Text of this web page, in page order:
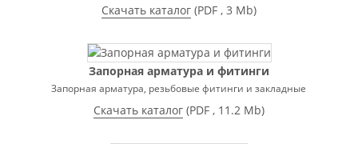
Скачать каталог (PDF, 3 Mb)
Запорная арматура и фитинги
Запорная арматура, резьбовые фитинги и закладные
Скачать каталог (PDF, 11.2 Mb)